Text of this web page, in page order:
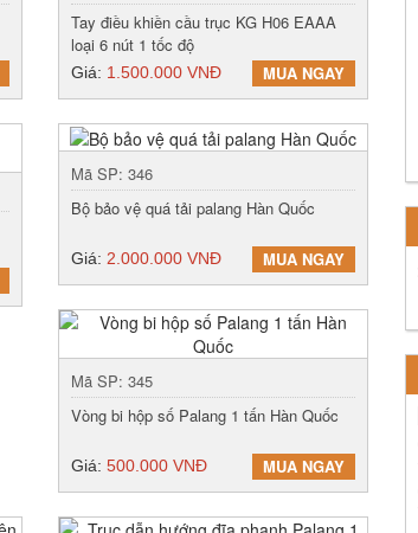
Tay điều khiền cầu trục KG H06 EAAA
loại 6 nút 1 tốc độ
Giá: 1.500.000 VNĐ MUA NGAY
Mã SP: 346
Bộ bảo vệ quá tải palang Hàn Quốc
Giá: 2.000.000 VNĐ MUA NGAY
Mã SP: 345
Vòng bi hộp số Palang 1 tấn Hàn Quốc
Giá: 500.000 VNĐ MUA NGAY